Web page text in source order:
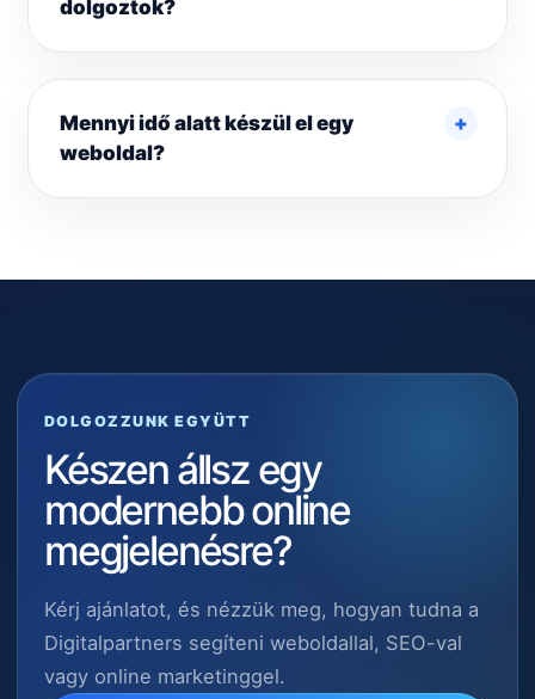
dolgoztok?
Mennyi idő alatt készül el egy
weboldal?
DOLGOZZUNK EGYÜTT
Készen állsz egy
modernebb online
megjelenésre?
Kérj ajánlatot, és nézzük meg, hogyan tudna a
Digitalpartners segíteni weboldallal, SEO-val
vagy online marketinggel.